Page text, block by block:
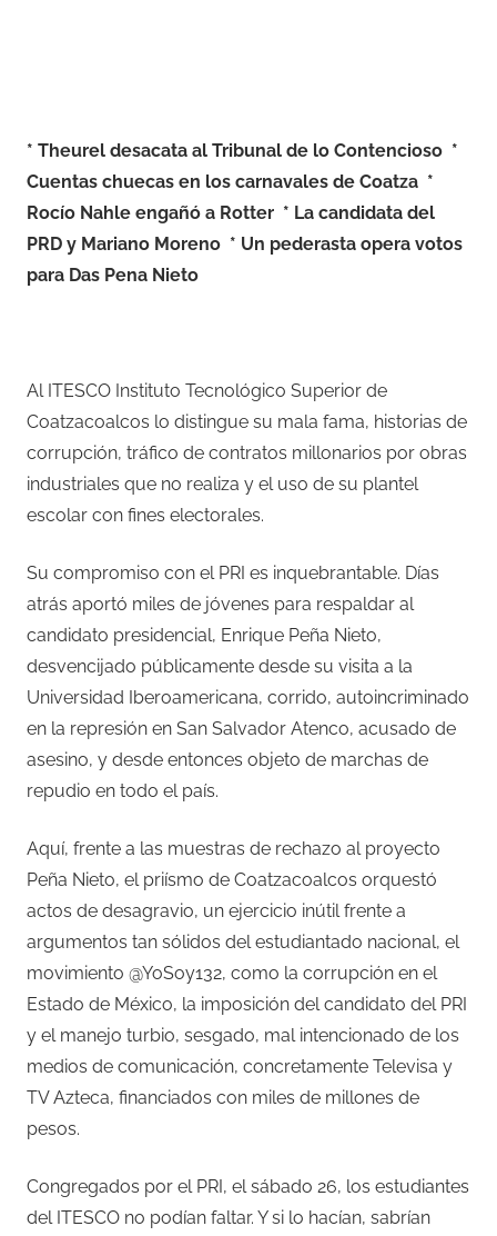
* Theurel desacata al Tribunal de lo Contencioso *
Cuentas chuecas en los carnavales de Coatza *
Rocío Nahle engañó a Rotter * La candidata del
PRD y Mariano Moreno * Un pederasta opera votos
para Das Pena Nieto
Al ITESCO Instituto Tecnológico Superior de
Coatzacoalcos lo distingue su mala fama, historias de
corrupción, tráfico de contratos millonarios por obras
industriales que no realiza y el uso de su plantel
escolar con fines electorales.
Su compromiso con el PRI es inquebrantable. Días
atrás aportó miles de jóvenes para respaldar al
candidato presidencial, Enrique Peña Nieto,
desvencijado públicamente desde su visita a la
Universidad Iberoamericana, corrido, autoincriminado
en la represión en San Salvador Atenco, acusado de
asesino, y desde entonces objeto de marchas de
repudio en todo el país.
Aquí, frente a las muestras de rechazo al proyecto
Peña Nieto, el priísmo de Coatzacoalcos orquestó
actos de desagravio, un ejercicio inútil frente a
argumentos tan sólidos del estudiantado nacional, el
movimiento @YoSoy132, como la corrupción en el
Estado de México, la imposición del candidato del PRI
y el manejo turbio, sesgado, mal intencionado de los
medios de comunicación, concretamente Televisa y
TV Azteca, financiados con miles de millones de
pesos.
Congregados por el PRI, el sábado 26, los estudiantes
del ITESCO no podían faltar. Y si lo hacían, sabrían